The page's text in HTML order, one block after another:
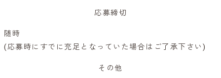
応募締切
随時
(応募時にすでに充足となっていた場合はご了承下さい)
その他